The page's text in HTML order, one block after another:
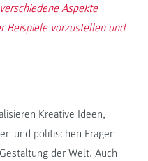
Aspekte
Beispiele vorzustellen und
Kreative Ideen,
und politischen Fragen
der Welt. Auch